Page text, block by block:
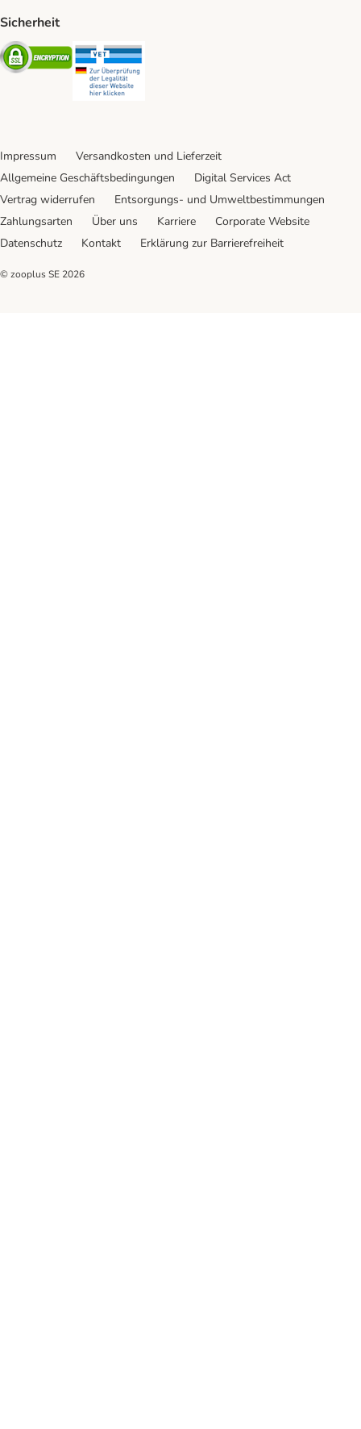
Sicherheit
Security
Impressum
Versandkosten und Lieferzeit
Allgemeine Geschäftsbedingungen
Digital Services Act
Vertrag widerrufen
Entsorgungs- und Umweltbestimmungen
Zahlungsarten
Über uns Karriere
Corporate Website
Datenschutz
Kontakt Erklärung zur Barrierefreiheit
© zooplus SE 2026